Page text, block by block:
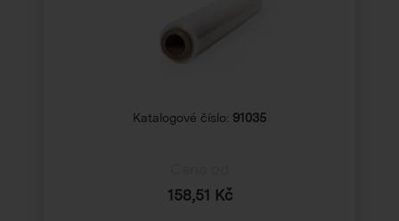
Katalogové číslo: 91035
158,51 Kč